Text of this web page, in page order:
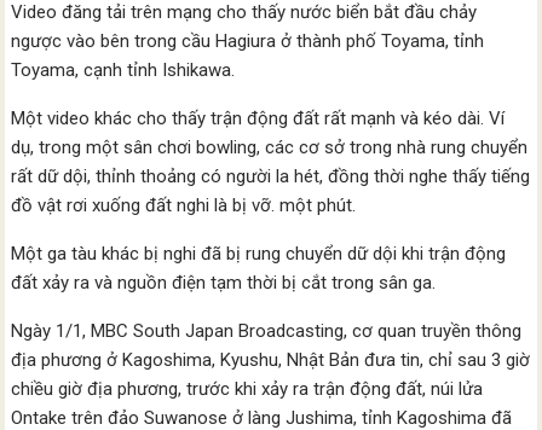
Video đăng tải trên mạng cho thấy nước biển bắt đầu chảy
ngược vào bên trong cầu Hagiura ở thành phố Toyama, tỉnh
Toyama, cạnh tỉnh Ishikawa.
Một video khác cho thấy trận động đất rất mạnh và kéo dài. Ví
dụ, trong một sân chơi bowling, các cơ sở trong nhà rung chuyển
rất dữ dội, thỉnh thoảng có người la hét, đồng thời nghe thấy tiếng
đồ vật rơi xuống đất nghi là bị vỡ. một phút.
Một ga tàu khác bị nghi đã bị rung chuyển dữ dội khi trận động
đất xảy ra và nguồn điện tạm thời bị cắt trong sân ga.
Ngày 1/1, MBC South Japan Broadcasting, cơ quan truyền thông
địa phương ở Kagoshima, Kyushu, Nhật Bản đưa tin, chỉ sau 3 giờ
chiều giờ địa phương, trước khi xảy ra trận động đất, núi lửa
Ontake trên đảo Suwanose ở làng Jushima, tỉnh Kagoshima đã